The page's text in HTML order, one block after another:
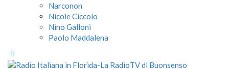
Narconon
Nicole Ciccolo
Nino Galloni
Paolo Maddalena